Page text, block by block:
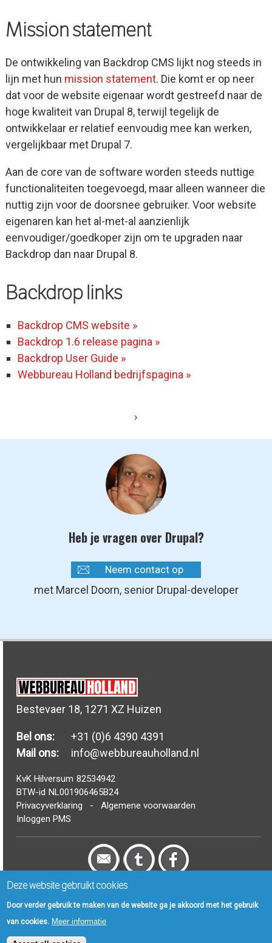
Mission statement
De ontwikkeling van Backdrop CMS lijkt nog steeds in
lijn met hun mission statement. Die komt er op neer
dat voor de website eigenaar wordt gestreefd naar de
hoge kwaliteit van Drupal 8, terwijl tegelijk de
ontwikkelaar er relatief eenvoudig mee kan werken,
vergelijkbaar met Drupal 7.
Aan de core van de software worden steeds nuttige
functionaliteiten toegevoegd, maar alleen wanneer die
nuttig zijn voor de doorsnee gebruiker. Voor website
eigenaren kan het al-met-al aanzienlijk
eenvoudiger/goedkoper zijn om te upgraden naar
Backdrop dan naar Drupal 8.
Backdrop links
Backdrop CMS website »
Backdrop 1.6 release pagina »
Backdrop User Guide »
Webbureau Holland bedrijfspagina »
›
Heb je vragen over Drupal?
Neem contact op
met Marcel Doorn, senior Drupal-developer
Bestevaer 18, 1271 XZ Huizen
Bel ons:
+31 (0)6 4390 4391
Mail ons:
info@webbureauholland.nl
KvK Hilversum 82534942
BTW-id NL001906465B24
Privacyverklaring -Algemene voorwaarden
Inloggen PMS
© Webbureau Holland B.V. 2006 - 2024
FAQ|Drupal Woordenboek|Artikelen |Nieuws|Sitemap
Deze website gebruikt cookies
Door verder gebruik te maken van de website ga je akkoord met het gebruik
van cookies. Meer informatie